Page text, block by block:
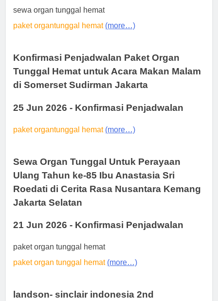
sewa organ tunggal hemat
paket organtunggal hemat (more…)
Konfirmasi Penjadwalan Paket Organ
Tunggal Hemat untuk Acara Makan Malam
di Somerset Sudirman Jakarta
25 Jun 2026 - Konfirmasi Penjadwalan
paket organtunggal hemat (more…)
Sewa Organ Tunggal Untuk Perayaan
Ulang Tahun ke-85 Ibu Anastasia Sri
Roedati di Cerita Rasa Nusantara Kemang
Jakarta Selatan
21 Jun 2026 - Konfirmasi Penjadwalan
paket organ tunggal hemat
paket organ tunggal hemat (more…)
landson- sinclair indonesia 2nd